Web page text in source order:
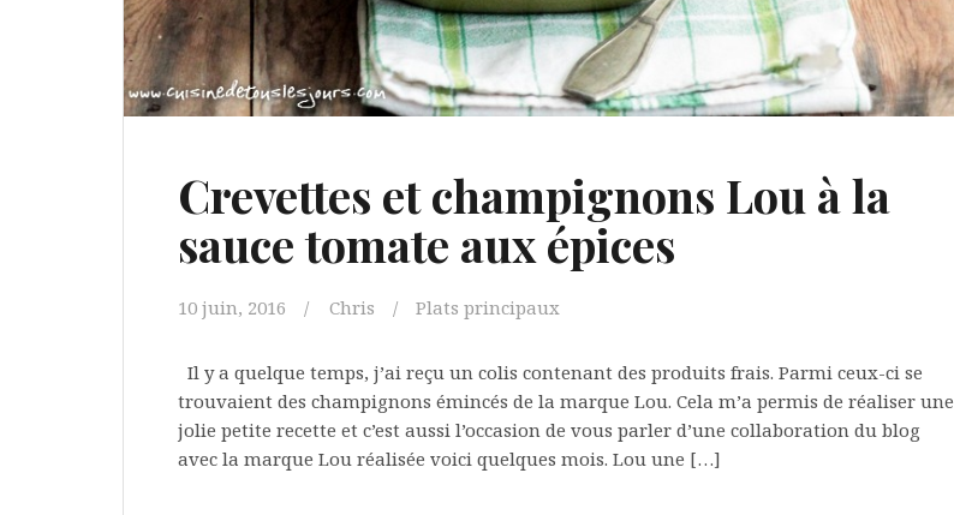
Crevettes et champignons Lou à la
sauce tomate aux épices
10 juin, 2016 Chris Plats principaux
Il y a quelque temps, j’ai reçu un colis contenant des produits frais. Parmi ceux-ci se
trouvaient des champignons émincés de la marque Lou. Cela m’a permis de réaliser une
jolie petite recette et c’est aussi l’occasion de vous parler d’une collaboration du blog
avec la marque Lou réalisée voici quelques mois. Lou une […]